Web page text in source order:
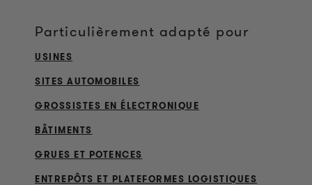
Particulièrement adapté pour
USINES
SITES AUTOMOBILES
GROSSISTES EN ÉLECTRONIQUE
BÂTIMENTS
GRUES ET POTENCES
ENTREPÔTS ET PLATEFORMES LOGISTIQUES